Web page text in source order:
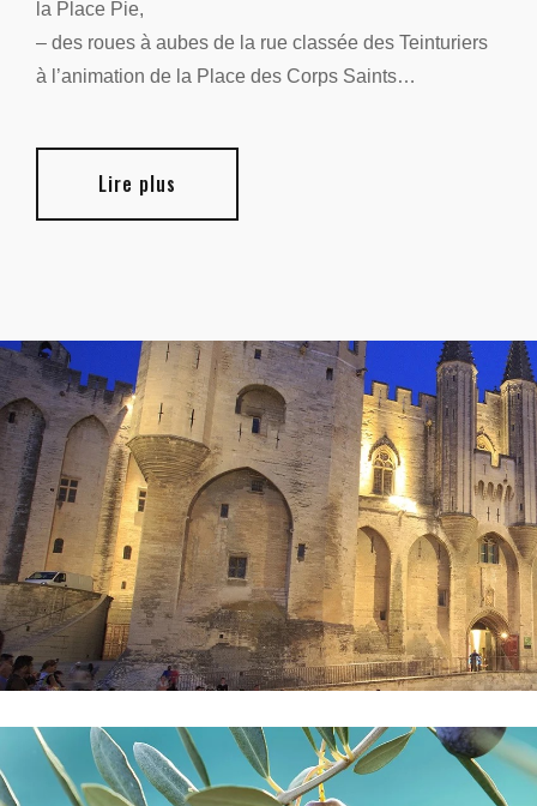
la Place Pie,
– des roues à aubes de la rue classée des Teinturiers
à l’animation de la Place des Corps Saints…
Lire plus